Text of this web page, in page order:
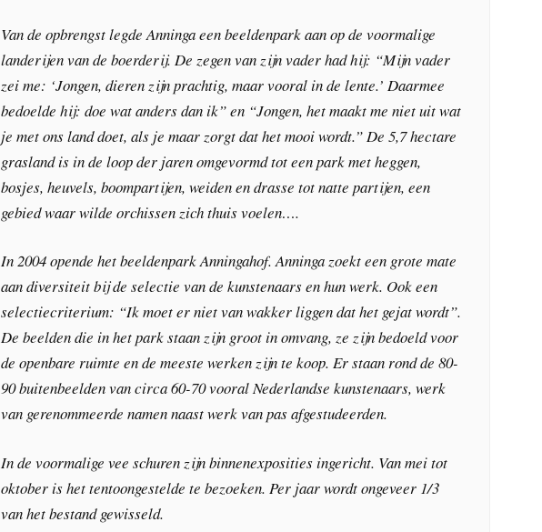
Van de opbrengst legde Anninga een beeldenpark aan op de voormalige
landerijen van de boerderij. De zegen van zijn vader had hij: “Mijn vader
zei me: ‘Jongen, dieren zijn prachtig, maar vooral in de lente.’ Daarmee
bedoelde hij: doe wat anders dan ik” en “Jongen, het maakt me niet uit wat
je met ons land doet, als je maar zorgt dat het mooi wordt.” De 5,7 hectare
grasland is in de loop der jaren omgevormd tot een park met heggen,
bosjes, heuvels, boompartijen, weiden en drasse tot natte partijen, een
gebied waar wilde orchissen zich thuis voelen….
In 2004 opende het beeldenpark Anningahof. Anninga zoekt een grote mate
aan diversiteit bij de selectie van de kunstenaars en hun werk. Ook een
selectiecriterium: “Ik moet er niet van wakker liggen dat het gejat wordt”.
De beelden die in het park staan zijn groot in omvang, ze zijn bedoeld voor
de openbare ruimte en de meeste werken zijn te koop. Er staan rond de 80-
90 buitenbeelden van circa 60-70 vooral Nederlandse kunstenaars, werk
van gerenommeerde namen naast werk van pas afgestudeerden.
In de voormalige vee schuren zijn binnenexposities ingericht. Van mei tot
oktober is het tentoongestelde te bezoeken. Per jaar wordt ongeveer 1/3
van het bestand gewisseld.